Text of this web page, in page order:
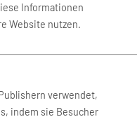
einen bestimmten
Hilfsmitteln wurde
Touristenströme
an. Die Insel
Staubpartikel
Informationen
Website nutzen.
verwendet,
indem sie Besucher